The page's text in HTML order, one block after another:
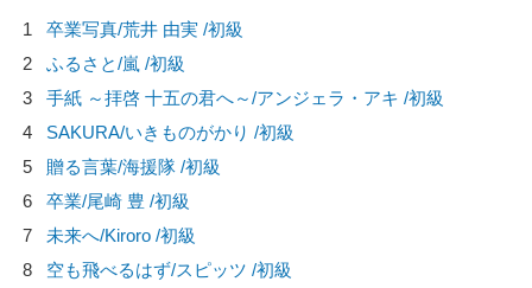
1
卒業写真/荒井 由実 /初級
2
ふるさと/嵐 /初級
3
手紙 ～拝啓 十五の君へ～/アンジェラ・アキ /初級
4
SAKURA/いきものがかり /初級
5
贈る言葉/海援隊 /初級
6
卒業/尾崎 豊 /初級
7
未来へ/Kiroro /初級
8
空も飛べるはず/スピッツ /初級